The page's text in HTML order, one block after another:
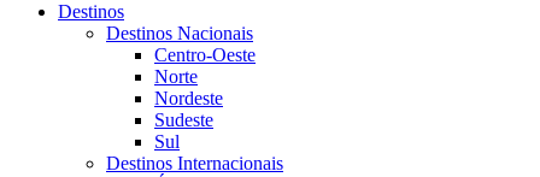
Destinos
Destinos Nacionais
Centro-Oeste
Norte
Nordeste
Sudeste
Sul
Destinos Internacionais